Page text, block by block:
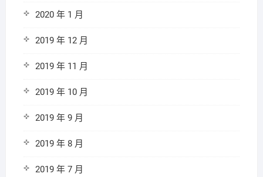
2020 年 1 月
2019 年 12 月
2019 年 11 月
2019 年 10 月
2019 年 9 月
2019 年 8 月
2019 年 7 月